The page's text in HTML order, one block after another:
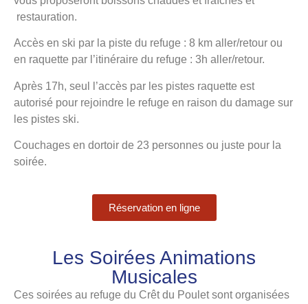
restauration.
Accès en ski par la piste du refuge : 8 km aller/retour ou
en raquette par l’itinéraire du refuge : 3h aller/retour.
Après 17h, seul l’accès par les pistes raquette est
autorisé pour rejoindre le refuge en raison du damage sur
les pistes ski.
Couchages en dortoir de 23 personnes ou juste pour la
soirée.
Réservation en ligne
Les Soirées Animations
Musicales
Ces soirées au refuge du Crêt du Poulet sont organisées